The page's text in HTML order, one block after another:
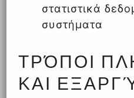
στατιστικά
συστήματα
ΤΡΌΠΟΙ
ΚΑΙ